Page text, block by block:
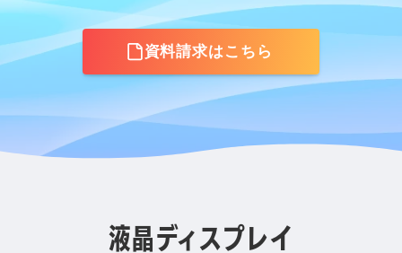
資料請求はこちら
液晶ディスプレイ